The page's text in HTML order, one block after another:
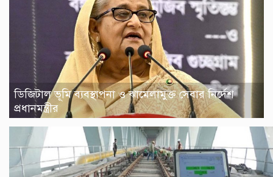
ডিজিটাল ভূমি ব্যবস্থাপনা ও ঝামেলামুক্ত সেবার নির্দেশ
প্রধানমন্ত্রীর